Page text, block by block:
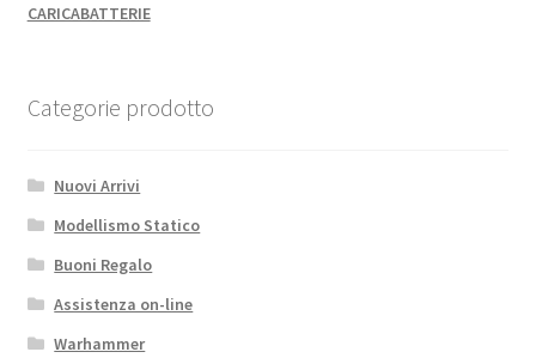
CARICABATTERIE
Categorie prodotto
Nuovi Arrivi
Modellismo Statico
Buoni Regalo
Assistenza on-line
Warhammer